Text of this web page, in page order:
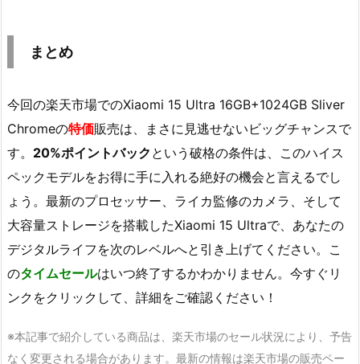
まとめ
今回の楽天市場でのXiaomi 15 Ultra 16GB+1024GB Sliver
Chromeの特価販売は、まさに見逃せないビッグチャンスで
す。 20%ポイントバック という破格の条件は、このハイス
ペックモデルをお得に手に入れる絶好の機会と言えるでし
ょう。最新のプロセッサー、ライカ監修のカメラ、そして
大容量ストレージを搭載したXiaomi 15 Ultraで、あなたの
デジタルライフを次のレベルへと引き上げてください。こ
のタイムセールはいつ終了するかわかりません。今すぐリ
ンクをクリックして、詳細をご確認ください！
※本記事で紹介している商品は、楽天市場のセール状況により、予告
なく変更される場合があります。最新の情報は楽天市場の販売ペー